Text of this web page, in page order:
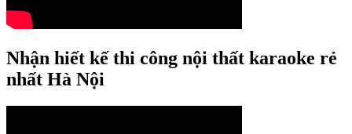
Nhận hiết kế thi công nội thất karaoke rẻ
nhất Hà Nội